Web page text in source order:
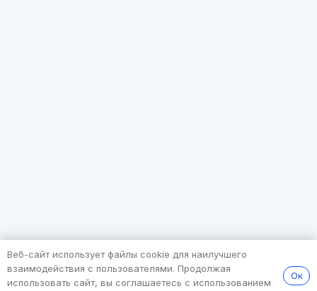
Веб-сайт использует файлы cookie для наилучшего
взаимодействия с пользователями. Продолжая
использовать сайт, вы соглашаетесь с использованием
Ок